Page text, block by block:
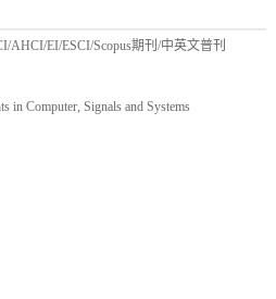
AHCI/EI/ESCI/Scopus期刊/中英文普刊
Computer, Signals and Systems